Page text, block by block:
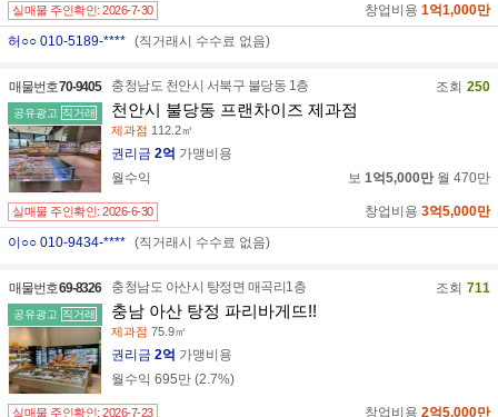
실매물 주인확인: 2026-7-30 창업비용 1억1,000만
허○○ 010-5189-**** (직거래시 수수료 없음)
매물번호70-9405
공유광고 직거래
충청남도 천안시 서북구 불당동 1층 조회 250
천안시 불당동 프랜차이즈 제과점
제과점 112.2㎡
권리금 2억 가맹비용
월수익
보 1억5,000만 월 470만
실매물 주인확인: 2026-6-30 창업비용 3억5,000만
이○○ 010-9434-**** (직거래시 수수료 없음)
매물번호69-8326
공유광고 직거래
충청남도 아산시 탕정면 매곡리1층 조회 711
충남 아산 탕정 파리바게뜨!!
제과점 75.9㎡
권리금 2억 가맹비용
월수익 695만 (2.7%)
실매물 주인확인: 2026-7-23 창업비용 2억5,000만